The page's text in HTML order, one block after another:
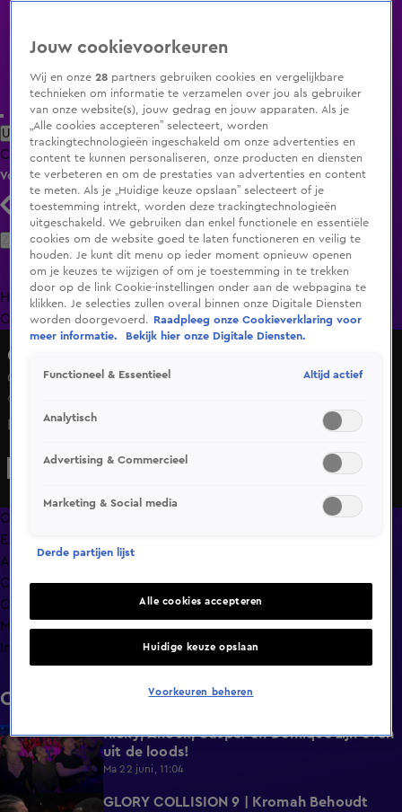
Uitzending Gemist Populaire programma's Zenders Genres
ClipsFilmsRadioSmart TV inlogShop
Volg KIJK
Zoeken
HomeUitzending Gemist Programma's De Bondgenoten
OranjezomerLivestreamsShop
GLORY Kickboxing
Glory 99 Samenvatting
6 apr 2025, 01:16
Bekijk hier de samenvatting van Glory 99.
Overzicht
Exclusief
Afleveringen
Clips
Op naar GLORY Collision 9
Meer zoals dit
Info
Clips
5:07
Ricky, Anouk, Casper en Domique zijn even
uit de loods!
Ma 22 juni, 11:04
2:37
GLORY COLLISION 9 | Kromah Behoudt
Jouw cookievoorkeuren
Wij en onze28 partners gebruiken cookies en vergelijkbare
technieken om informatie te verzamelen over jou als gebruiker
van onze website(s), jouw gedrag en jouw apparaten. Als je
„Alle cookies accepteren” selecteert, worden
trackingtechnologieën ingeschakeld om onze advertenties en
content te kunnen personaliseren, onze producten en diensten
te verbeteren en om de prestaties van advertenties en content
te meten. Als je „Huidige keuze opslaan” selecteert of je
toestemming intrekt, worden deze trackingtechnologieën
uitgeschakeld. We gebruiken dan enkel functionele en essentiële
cookies om de website goed te laten functioneren en veilig te
houden. Je kunt dit menu op ieder moment opnieuw openen
om je keuzes te wijzigen of om je toestemming in te trekken
door op de link Cookie-instellingen onder aan de webpagina te
klikken. Je selecties zullen overal binnen onze Digitale Diensten
worden doorgevoerd.
Raadpleeg onze Cookieverklaring voor
meer informatie.
Bekijk hier onze Digitale Diensten.
Functioneel & Essentieel Altijd actief
Analytisch
Advertising & Commercieel
Marketing & Social media
Derde partijen lijst
Alle cookies accepteren
Huidige keuze opslaan
Voorkeuren beheren